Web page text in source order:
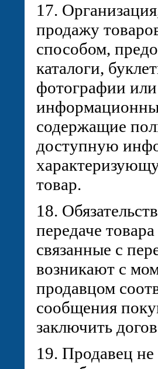
17.
продажу
способом,
каталоги,
фотографии
содержащие
доступную
товар.
18.
передаче
связанные с
возникают с
продавцом
сообщения
заключить
19. Продавец не